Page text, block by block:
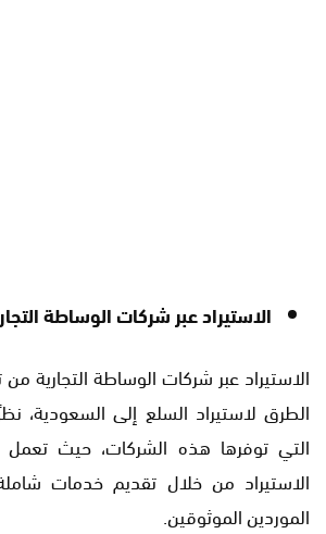
الاستيراد عبر شركات الوساطة
الاستيراد عبر شركات الوساطة التجارية
الطرق لاستيراد السلع إلى السعودية،
التي توفرها هذه الشركات، حيث
الاستيراد من خلال تقديم خدمات
الموردين الموثوقين.